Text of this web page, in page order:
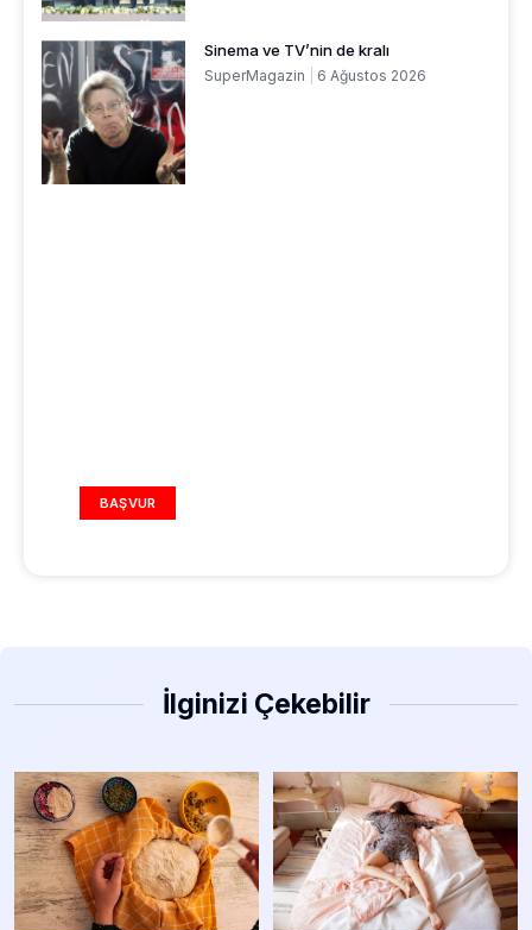
Sinema ve TV’nin de kralı
SuperMagazin 6 Ağustos 2026
BAŞVUR
İlginizi Çekebilir